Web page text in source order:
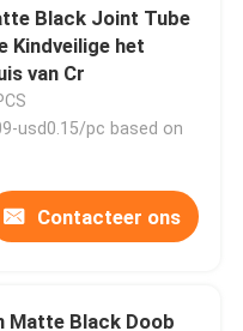
Black Joint Tube
Kindveilige het
van Cr
usd0.15/pc based on
Contacteer ons
Matte Black Doob